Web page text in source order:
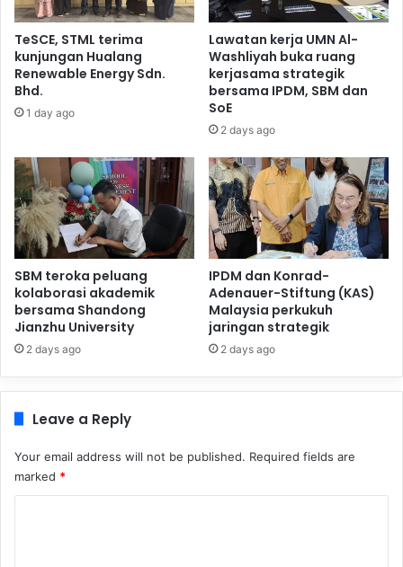
TeSCE, STML terima
kunjungan Hualang
Renewable Energy Sdn.
Bhd.
1 day ago
Lawatan kerja UMN Al-
Washliyah buka ruang
kerjasama strategik
bersama IPDM, SBM dan
SoE
2 days ago
SBM teroka peluang
kolaborasi akademik
bersama Shandong
Jianzhu University
2 days ago
IPDM dan Konrad-
Adenauer-Stiftung (KAS)
Malaysia perkukuh
jaringan strategik
2 days ago
Leave a Reply
Your email address will not be published. Required fields are
marked *